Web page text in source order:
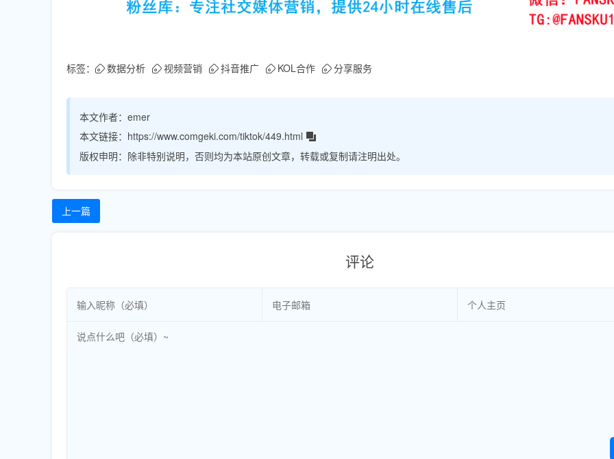
标签： 数据分析 视频营销 抖音推广 KOL合作 分享服务
本文作者： emer
本文链接： https://www.comgeki.com/tiktok/449.html
版权申明： 除非特别说明，否则均为本站原创文章，转载或复制请注明出处。
上一篇
评论